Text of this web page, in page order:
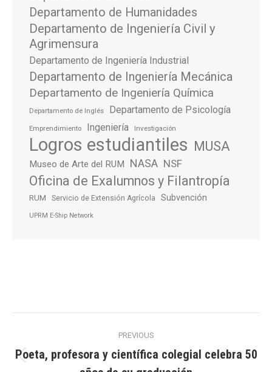
Departamento de Humanidades
Departamento de Ingeniería Civil y
Agrimensura
Departamento de Ingeniería Industrial
Departamento de Ingeniería Mecánica
Departamento de Ingeniería Química
Departamento de Inglés Departamento de Psicología
Emprendimiento Ingeniería Investigación
Logros estudiantiles MUSA
Museo de Arte del RUM NASA NSF
Oficina de Exalumnos y Filantropía
RUM Servicio de Extensión Agrícola Subvención
UPRM E-Ship Network
navigation
PREVIOUS
Previous
Poeta, profesora y científica colegial celebra 50